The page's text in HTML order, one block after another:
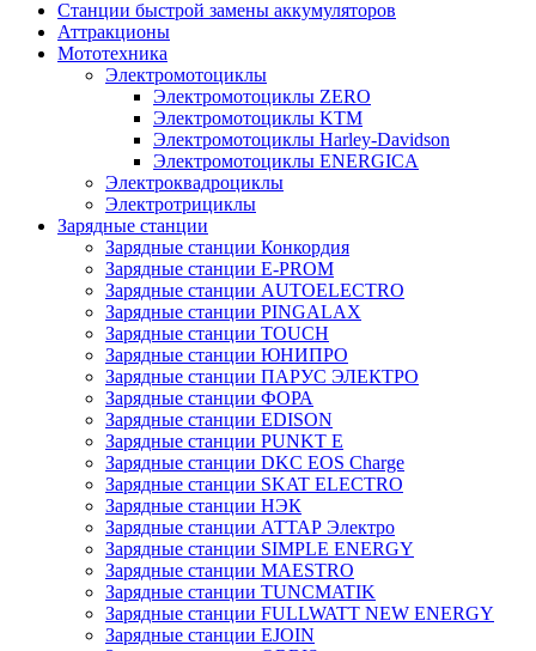
Станции быстрой замены аккумуляторов
Аттракционы
Мототехника
Электромотоциклы
Электромотоциклы ZERO
Электромотоциклы KTM
Электромотоциклы Harley-Davidson
Электромотоциклы ENERGICA
Электроквадроциклы
Электротрициклы
Зарядные станции
Зарядные станции Конкордия
Зарядные станции E-PROM
Зарядные станции AUTOELECTRO
Зарядные станции PINGALAX
Зарядные станции TOUCH
Зарядные станции ЮНИПРО
Зарядные станции ПАРУС ЭЛЕКТРО
Зарядные станции ФОРА
Зарядные станции EDISON
Зарядные станции PUNKT E
Зарядные станции DKC EOS Charge
Зарядные станции SKAT ELECTRO
Зарядные станции НЭК
Зарядные станции АТТАР Электро
Зарядные станции SIMPLE ENERGY
Зарядные станции MAESTRO
Зарядные станции TUNCMATIK
Зарядные станции FULLWATT NEW ENERGY
Зарядные станции EJOIN